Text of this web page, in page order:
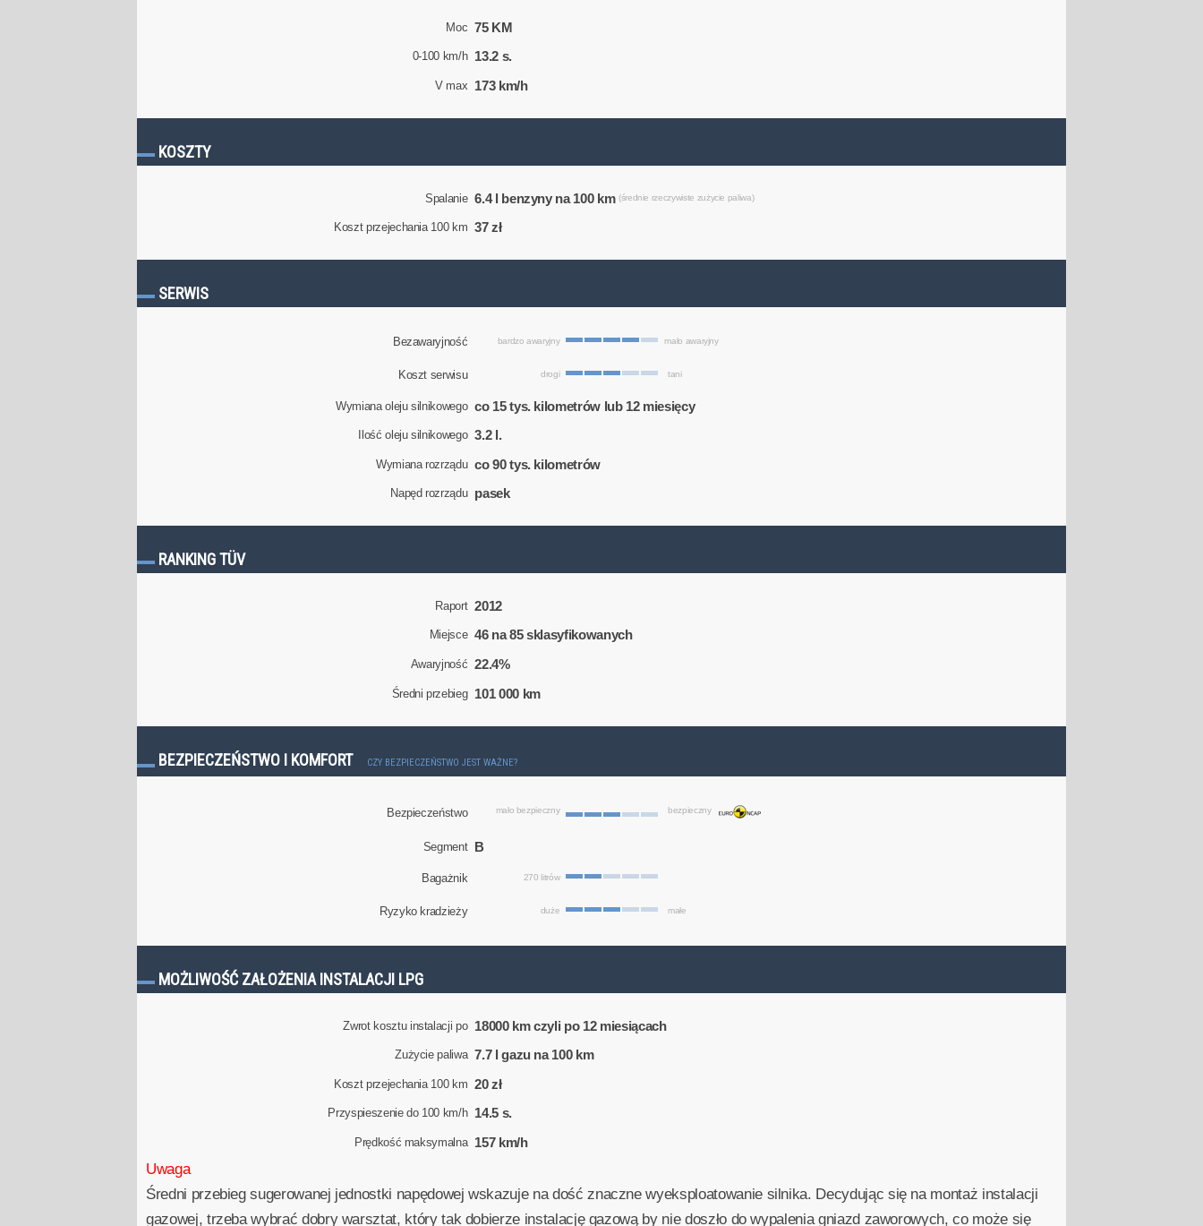
Moc 75 KM
0-100 km/h 13.2 s.
V max 173 km/h
KOSZTY
Spalanie 6.4 l benzyny na 100 km (średnie rzeczywiste zużycie paliwa)
Koszt przejechania 100 km 37 zł
SERWIS
Bezawaryjność bardzo awaryjny mało awaryjny
Koszt serwisu drogi tani
Wymiana oleju silnikowego co 15 tys. kilometrów lub 12 miesięcy
Ilość oleju silnikowego 3.2 l.
Wymiana rozrządu co 90 tys. kilometrów
Napęd rozrządu pasek
RANKING TÜV
Raport 2012
Miejsce 46 na 85 sklasyfikowanych
Awaryjność 22.4%
Średni przebieg 101 000 km
BEZPIECZEŃSTWO I KOMFORT CZY BEZPIECZEŃSTWO JEST WAŻNE?
Bezpieczeństwo mało bezpieczny bezpieczny
Segment B
Bagażnik 270 litrów
Ryzyko kradzieży duże małe
MOŻLIWOŚĆ ZAŁOŻENIA INSTALACJI LPG
Zwrot kosztu instalacji po 18000 km czyli po 12 miesiącach
Zużycie paliwa 7.7 l gazu na 100 km
Koszt przejechania 100 km 20 zł
Przyspieszenie do 100 km/h 14.5 s.
Prędkość maksymalna 157 km/h
Uwaga
Średni przebieg sugerowanej jednostki napędowej wskazuje na dość znaczne wyeksploatowanie silnika. Decydując się na montaż instalacji
gazowej, trzeba wybrać dobry warsztat, który tak dobierze instalację gazową by nie doszło do wypalenia gniazd zaworowych, co może się